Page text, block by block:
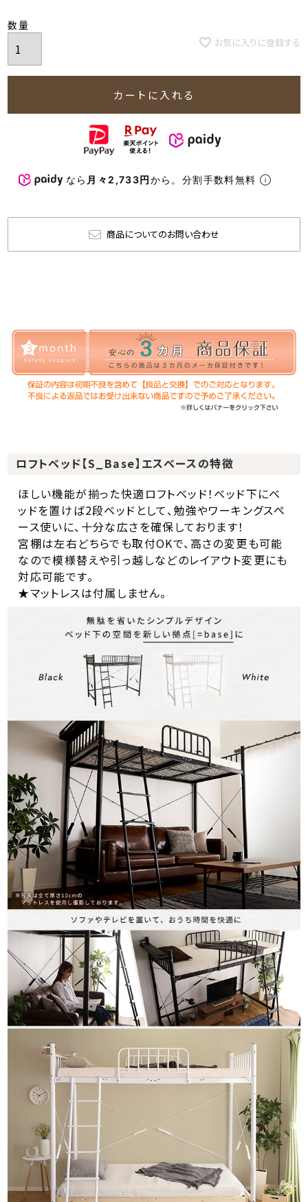
お気に入りに登録する
カートに入れる
なら 月々2,733円から。分割手数料無料
商品についてのお問い合わせ
ロフトベッド【S_Base】エスベースの特徴
ほしい機能が揃った快適ロフトベッド！ベッド下にベ
ッドを置けば2段ベッドとして、勉強やワーキングスペ
ース使いに、十分な広さを確保しております！
宮棚は左右どちらでも取付OKで、高さの変更も可能
なので模様替えや引っ越しなどのレイアウト変更にも
対応可能です。
★マットレスは付属しません。